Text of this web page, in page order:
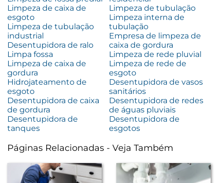
Limpeza de caixa de
esgoto
Limpeza de tubulação
Limpeza de tubulação
industrial
Limpeza interna de
tubulação
Desentupidora de ralo
Empresa de limpeza de
caixa de gordura
Limpa fossa
Limpeza de rede pluvial
Limpeza de caixa de
gordura
Limpeza de rede de
esgoto
Hidrojateamento de
esgoto
Desentupidora de vasos
sanitários
Desentupidora de caixa
de gordura
Desentupidora de redes
de águas pluviais
Desentupidora de
tanques
Desentupidora de
esgotos
Páginas Relacionadas - Veja Também